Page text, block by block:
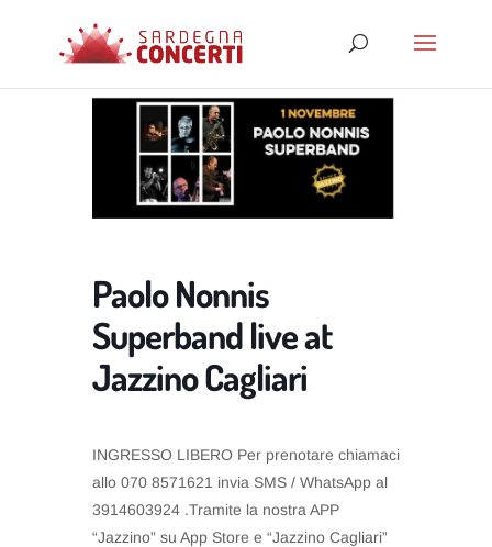
Paolo Nonnis
Superband live at
Jazzino Cagliari
INGRESSO LIBERO Per prenotare chiamaci
allo 070 8571621 invia SMS / WhatsApp al
3914603924 .Tramite la nostra APP
“Jazzino” su App Store e “Jazzino Cagliari”